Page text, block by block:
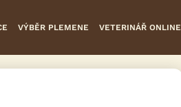
VÝBĚR PLEMENE VETERINÁŘ ONLINE